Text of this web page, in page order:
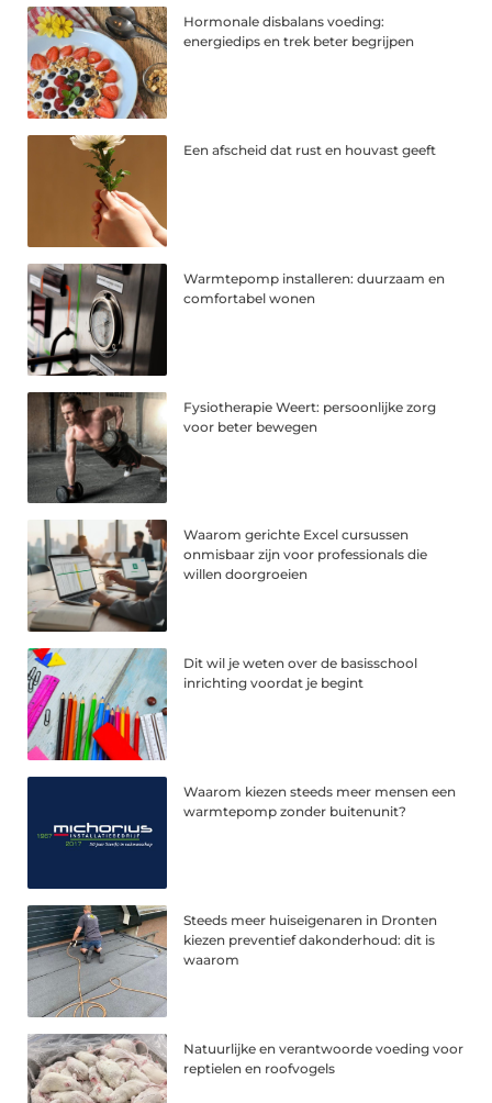
Hormonale disbalans voeding:
energiedips en trek beter begrijpen
Een afscheid dat rust en houvast geeft
Warmtepomp installeren: duurzaam en
comfortabel wonen
Fysiotherapie Weert: persoonlijke zorg
voor beter bewegen
Waarom gerichte Excel cursussen
onmisbaar zijn voor professionals die
willen doorgroeien
Dit wil je weten over de basisschool
inrichting voordat je begint
Waarom kiezen steeds meer mensen een
warmtepomp zonder buitenunit?
Steeds meer huiseigenaren in Dronten
kiezen preventief dakonderhoud: dit is
waarom
Natuurlijke en verantwoorde voeding voor
reptielen en roofvogels